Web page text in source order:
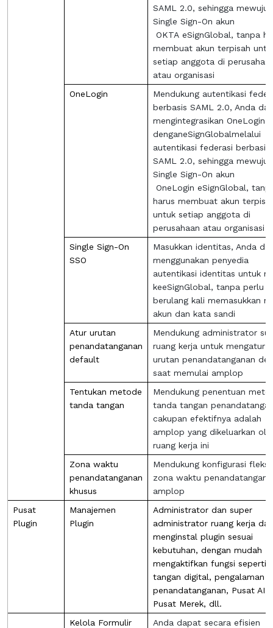
SAML 2.0, sehingga
Single Sign-On akun
OKTA eSignGlobal, tanpa
membuat akun terpisah
setiap anggota di
atau organisasi
OneLogin
Mendukung autentikasi
berbasis SAML 2.0, Anda
mengintegrasikan OneLogin
denganeSignGlobalmelalui
autentikasi federasi berbasis
SAML 2.0, sehingga
Single Sign-On akun
OneLogin eSignGlobal,
harus membuat akun
untuk setiap anggota di
perusahaan atau organisasi
Single Sign-On
SSO
Masukkan identitas, Anda
menggunakan penyedia
autentikasi identitas untuk
keeSignGlobal, tanpa perlu
berulang kali memasukkan
akun dan kata sandi
Atur urutan
penandatanganan
default
Mendukung administrator
ruang kerja untuk mengatur
urutan penandatanganan
saat memulai amplop
Tentukan metode
tanda tangan
Mendukung penentuan
tanda tangan
cakupan efektifnya adalah
amplop yang dikeluarkan
ruang kerja ini
Zona waktu
penandatanganan
khusus
Mendukung konfigurasi
zona waktu
amplop
Pusat
Plugin
Manajemen
Plugin
Administrator dan super
administrator ruang kerja
menginstal plugin sesuai
kebutuhan, dengan mudah
mengaktifkan fungsi seperti
tangan digital, pengalaman
penandatanganan, Pusat AI,
Pusat Merek, dll.
Kelola Formulir
Anda dapat secara efisien